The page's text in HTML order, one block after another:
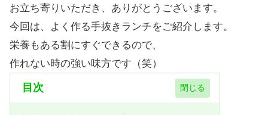
お立ち寄りいただき、ありがとうございます。
今回は、よく作る手抜きランチをご紹介します。
栄養もある割にすぐできるので、
作れない時の強い味方です（笑）
目次